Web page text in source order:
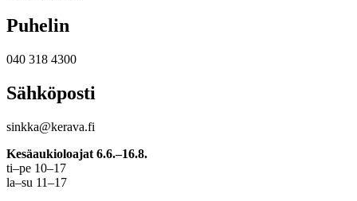
Puhelin
040 318 4300
Sähköposti
sinkka@kerava.fi
Kesäaukioloajat 6.6.–16.8.
ti–pe 10–17
la–su 11–17